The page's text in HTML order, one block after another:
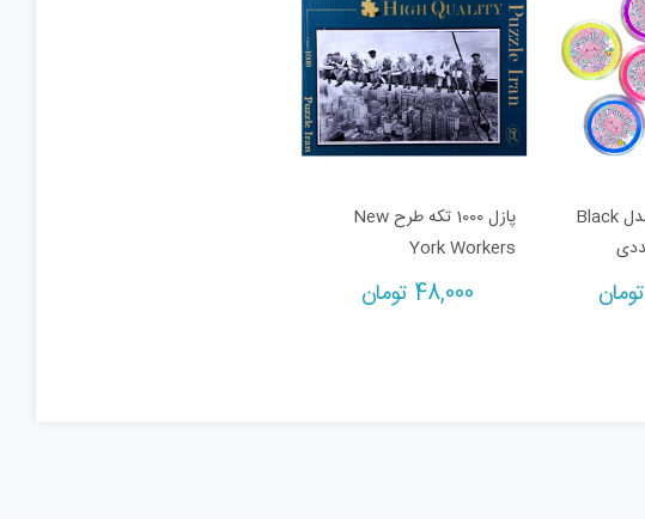
پودر رنگ تپلی مدل Black
تومان
پازل 1000 تکه طرح New
York Workers
48,000 تومان